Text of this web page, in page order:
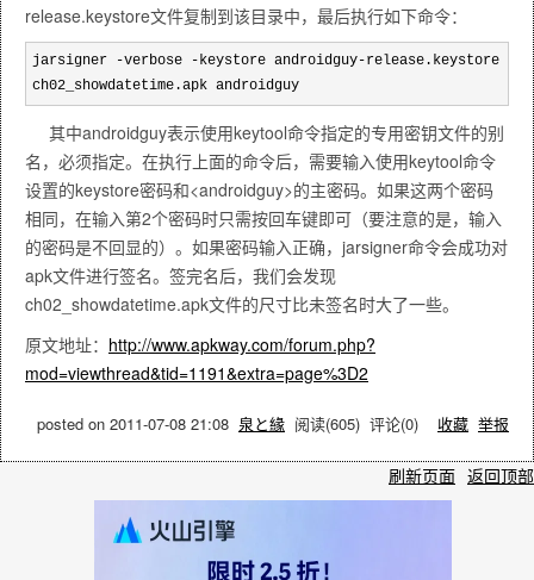
release.keystore文件复制到该目录中，最后执行如下命令：
jarsigner -verbose -keystore androidguy-release.keystore
ch02_showdatetime.apk androidguy
其中androidguy表示使用keytool命令指定的专用密钥文件的别
名，必须指定。在执行上面的命令后，需要输入使用keytool命令
设置的keystore密码和<androidguy>的主密码。如果这两个密码
相同，在输入第2个密码时只需按回车键即可（要注意的是，输入
的密码是不回显的）。如果密码输入正确，jarsigner命令会成功对
apk文件进行签名。签完名后，我们会发现
ch02_showdatetime.apk文件的尺寸比未签名时大了一些。
原文地址： http://www.apkway.com/forum.php?
mod=viewthread&tid=1191&extra=page%3D2
posted on 2011-07-08 21:08 泉と緣 阅读(605) 评论(0) 收藏 举报
刷新页面 返回顶部